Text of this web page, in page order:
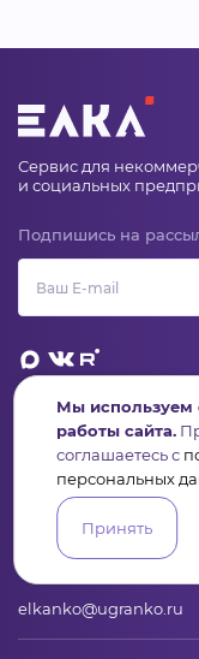
Сервис для
и социальных
Подпишись на
ПульсКонкурсы
АналитикаБаза
Контакты
+7 (346) 735-11-30
elkanko@ugranko.ru
Мы используем
работы сайта.
соглашаетесь с
персональных
Принять